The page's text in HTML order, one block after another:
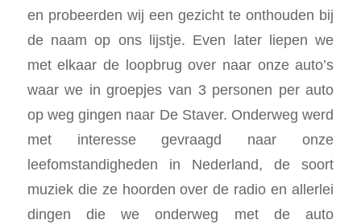
en probeerden wij een gezicht te onthouden bij
de naam op ons lijstje. Even later liepen we
met elkaar de loopbrug over naar onze auto’s
waar we in groepjes van 3 personen per auto
op weg gingen naar De Staver. Onderweg werd
met interesse gevraagd naar onze
leefomstandigheden in Nederland, de soort
muziek die ze hoorden over de radio en allerlei
dingen die we onderweg met de auto